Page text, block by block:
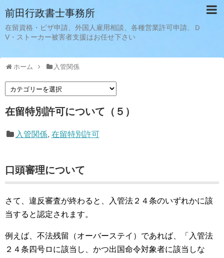
前田行政書士事務所
在留資格・ビザ申請、外国人雇用相談、各種営業許可申請、Ｄ
V・ストーカー被害者支援はお任せ下さい
ホーム 入管関係
在留特別許可について（５）
入管関係, 在留特別許可
口頭審理について
さて、違反審査が終わると、入管法２４条のいずれかに該
当すると認定されます。
例えば、不法残留（オーバーステイ）であれば、「入管法
２４条四号ロに該当し、かつ出国命令対象者に該当しな